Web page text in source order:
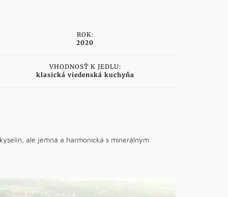
ROK:
2020
VHODNOSŤ K JEDLU:
klasická viedenská kuchyňa
ale jemná a harmonická s minerálnym